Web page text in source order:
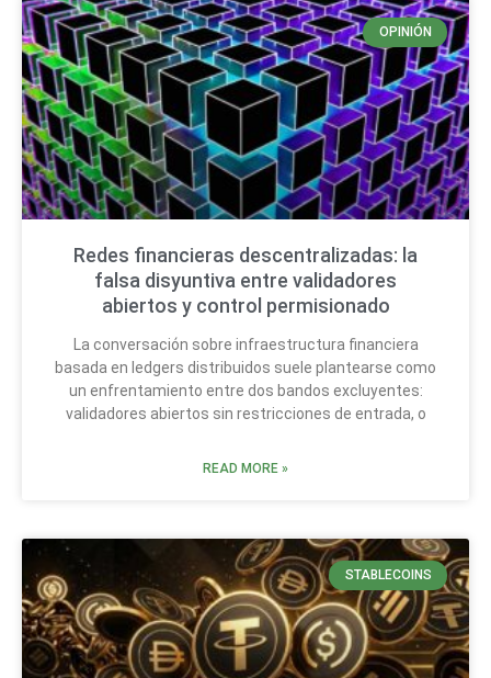
OPINIÓN
Redes financieras descentralizadas: la
falsa disyuntiva entre validadores
abiertos y control permisionado
La conversación sobre infraestructura financiera
basada en ledgers distribuidos suele plantearse como
un enfrentamiento entre dos bandos excluyentes:
validadores abiertos sin restricciones de entrada, o
READ MORE »
STABLECOINS